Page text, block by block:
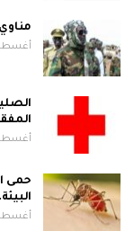
أغسطس 30,
أغسطس 30,
حمى
أغسطس 30,